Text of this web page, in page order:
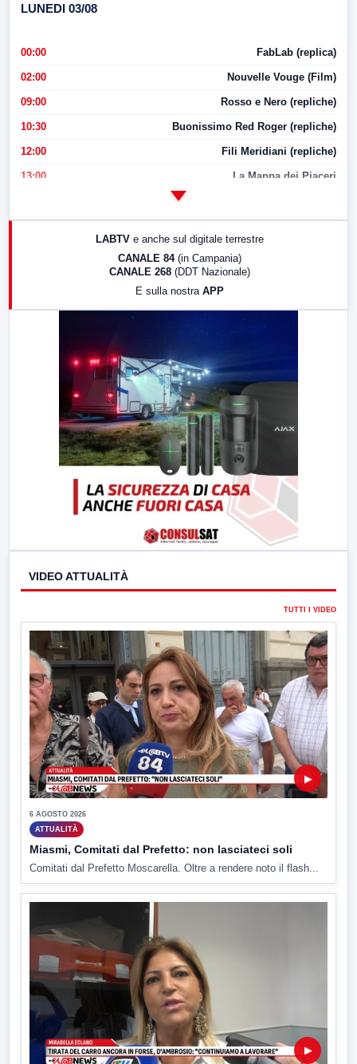
LUNEDI 03/08
00:00 FabLab (replica)
02:00 Nouvelle Vouge (Film)
09:00 Rosso e Nero (repliche)
10:30 Buonissimo Red Roger (repliche)
12:00 Fili Meridiani (repliche)
13:00 La Mappa dei Piaceri
LABTV e anche sul digitale terrestre
CANALE 84 (in Campania)
CANALE 268 (DDT Nazionale)
E sulla nostra APP
VIDEO ATTUALITÀ
TUTTI I VIDEO
▶
6 AGOSTO 2026
ATTUALITÀ
Miasmi, Comitati dal Prefetto: non lasciateci soli
Comitati dal Prefetto Moscarella. Oltre a rendere noto il flash...
▶